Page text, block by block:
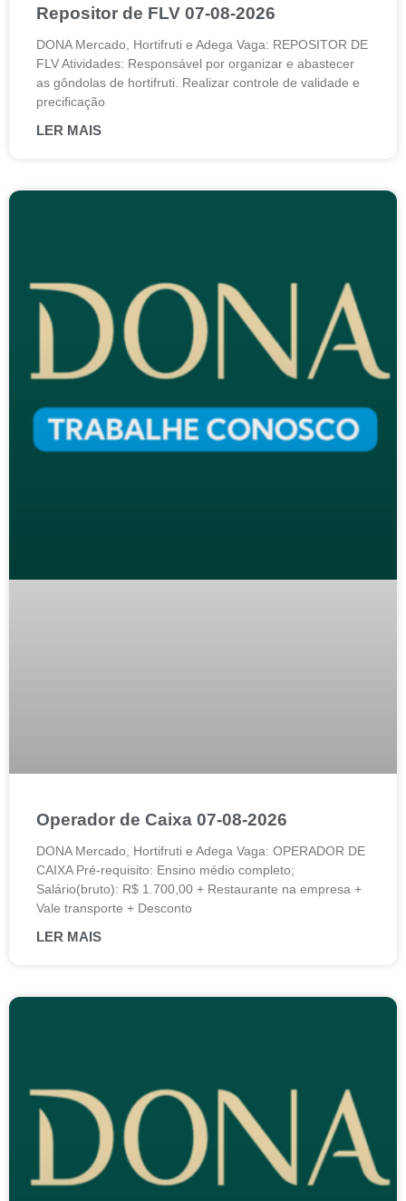
Repositor de FLV 07-08-2026
DONA Mercado, Hortifruti e Adega Vaga: REPOSITOR DE
FLV Atividades: Responsável por organizar e abastecer
as gôndolas de hortifruti. Realizar controle de validade e
precificação
LER MAIS
Operador de Caixa 07-08-2026
DONA Mercado, Hortifruti e Adega Vaga: OPERADOR DE
CAIXA Pré-requisito: Ensino médio completo;
Salário(bruto): R$ 1.700,00 + Restaurante na empresa +
Vale transporte + Desconto
LER MAIS